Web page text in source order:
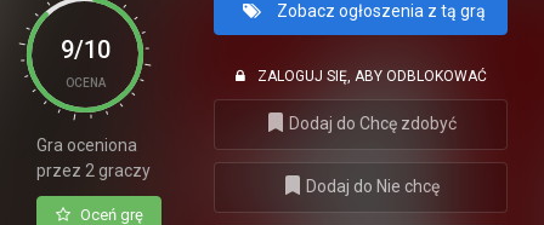
9/10
OCENA
Gra oceniona
przez 2 graczy
Oceń grę
Zobacz ogłoszenia z tą grą
ZALOGUJ SIĘ, ABY ODBLOKOWAĆ
Dodaj do Chcę zdobyć
Dodaj do Nie chcę